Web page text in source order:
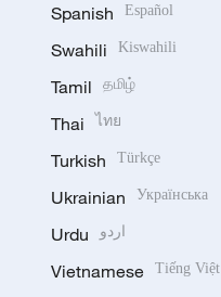
Spanish Español
Swahili Kiswahili
Tamil தமிழ்
Thai ไทย
Turkish Türkçe
Ukrainian Українська
Urdu اردو
Vietnamese Tiếng Việt